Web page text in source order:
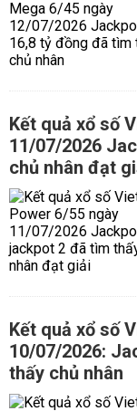
Kết quả xổ số
11/07/2026
chủ nhân đạt
Kết quả xổ số
10/07/2026:
thấy chủ nhân